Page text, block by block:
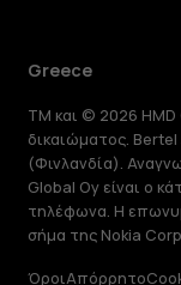
Greece
TM και © 2026
δικαιώματος.
(Φινλανδία).
Global Oy είναι ο
τηλέφωνα. Η
σήμα της Nokia
ΌροιΑπόρρητο